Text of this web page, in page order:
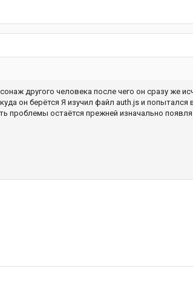
другого человека после чего он сразу же
он берётся Я изучил файл auth.js и
проблемы остаётся прежней изначально